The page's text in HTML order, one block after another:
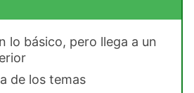
lo básico, pero llega a un
de los temas